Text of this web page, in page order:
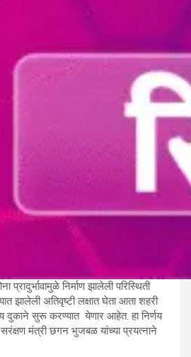
प्रादुर्भावामुळे निर्माण झालेली परिस्थिती
झालेली अतिवृष्टी लक्षात घेता आता शहरी
दुकाने सुरू करण्यात येणार आहेत. हा निर्णय
मंत्री छगन भुजबळ यांच्या प्रयत्नाने